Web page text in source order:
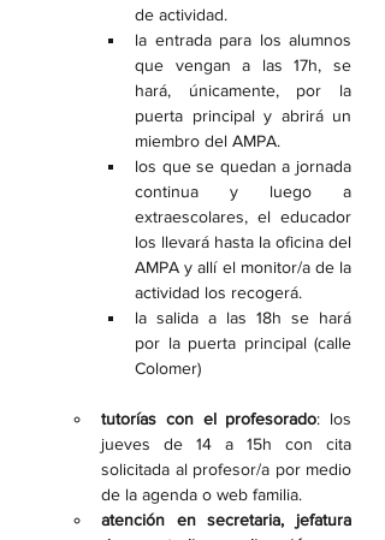
de actividad.
la entrada para los alumnos
que vengan a las 17h, se
hará, únicamente, por la
puerta principal y abrirá un
miembro del AMPA.
los que se quedan a jornada
continua y luego a
extraescolares, el educador
los llevará hasta la oficina del
AMPA y allí el monitor/a de la
actividad los recogerá.
la salida a las 18h se hará
por la puerta principal (calle
Colomer)
tutorías con el profesorado: los
jueves de 14 a 15h con cita
solicitada al profesor/a por medio
de la agenda o web familia.
atención en secretaria, jefatura